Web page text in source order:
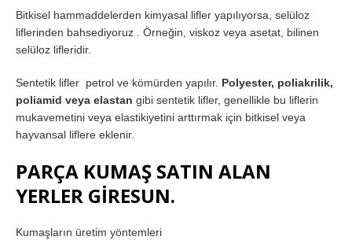
Bitkisel hammaddelerden kimyasal lifler yapılıyorsa, selüloz
liflerinden bahsediyoruz . Örneğin, viskoz veya asetat, bilinen
selüloz lifleridir.
Sentetik lifler petrol ve kömürden yapılır. Polyester, poliakrilik,
poliamid veya elastan gibi sentetik lifler, genellikle bu liflerin
mukavemetini veya elastikiyetini arttırmak için bitkisel veya
hayvansal liflere eklenir.
PARÇA KUMAŞ SATIN ALAN
YERLER GİRESUN.
Kumaşların üretim yöntemleri